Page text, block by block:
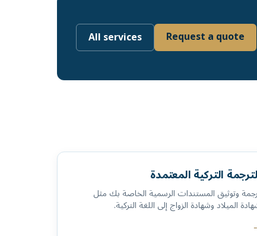
Request a quote
All services
التركية المعتمدة
وتوثيق المستندات الرسمية الخاصة بك مثل
الميلاد وشهادة الزواج إلى اللغة التركية.